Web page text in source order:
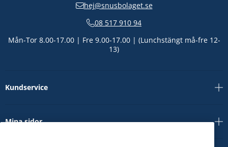
hej@snusbolaget.se
08 517 910 94
Mån-Tor 8.00-17.00 | Fre 9.00-17.00 | (Lunchstängt må-fre 12-
13)
Kundservice
Mina sidor